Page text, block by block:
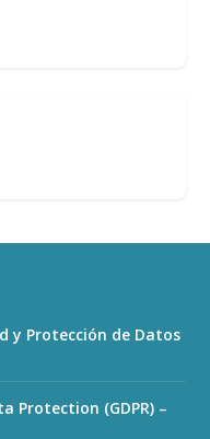
y Protección de Datos
Protection (GDPR) –